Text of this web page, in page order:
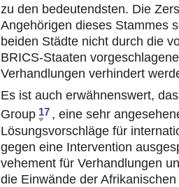
zu den bedeutendsten. Die
Angehörigen dieses Stammes
beiden Städte nicht durch die
BRICS-Staaten
Verhandlungen verhindert
Es ist auch erwähnenswert,
Group 17 , eine sehr
Lösungsvorschläge für
gegen eine Intervention
vehement für Verhandlungen
die Einwände der